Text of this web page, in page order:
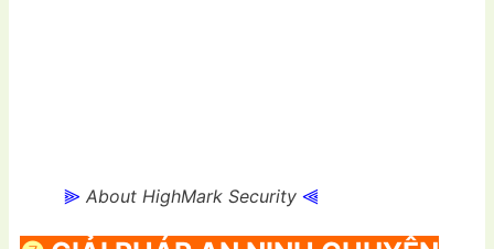
⫸ About HighMark Security ⫷